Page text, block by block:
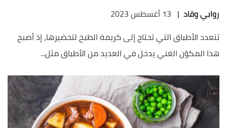
روابي وقاد | 13 أغسطس 2023
تتعدد الأطباق التي تحتاج إلى كريمة الطبخ لتحضيرها، إذ أصبح
هذا المكوّن الغني يدخل في العديد من الأطباق مثل...